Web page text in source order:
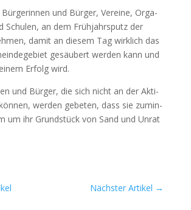
und Bür­ger, Ver­ei­ne, Orga­
Schu­len, an dem Früh­jahrs­putz der
damit an die­sem Tag wirk­lich das
gesäu­bert wer­den kann und
Erfolg wird.
und Bür­ger, die sich nicht an der Akti­
wer­den gebe­ten, dass sie zumin­
um ihr Grund­stück von Sand und Unrat
Nächster Artikel →